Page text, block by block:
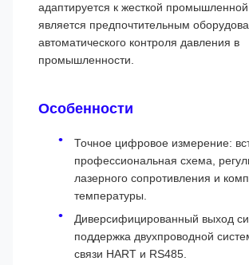
адаптируется к жесткой
является предпочтительным
автоматического контроля давления в
промышленности.
Особенности
Точное цифровое измерение:
профессиональная схема,
лазерного сопротивления и
температуры.
Диверсифицированный выход
поддержка двухпроводной
связи HART и RS485.